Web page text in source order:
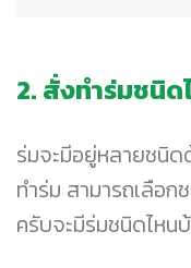
2. สั่งทำร่มชนิด
ร่มจะมีอยู่หลายชนิ
ทำร่ม สามารถเลือ
ครับจะมีร่มชนิดไหน